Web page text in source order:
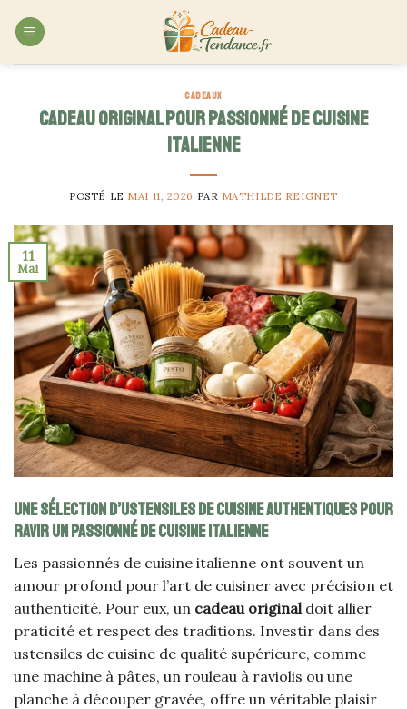
CADEAUX
Cadeau original pour passionné de cuisine
italienne
POSTÉ LE MAI 11, 2026 PAR MATHILDE REIGNET
11
Mai
Une sélection d’ustensiles de cuisine authentiques pour
ravir un passionné de cuisine italienne
Les passionnés de cuisine italienne ont souvent un
amour profond pour l’art de cuisiner avec précision et
authenticité. Pour eux, un cadeau original doit allier
praticité et respect des traditions. Investir dans des
ustensiles de cuisine de qualité supérieure, comme
une machine à pâtes, un rouleau à raviolis ou une
planche à découper gravée, offre un véritable plaisir